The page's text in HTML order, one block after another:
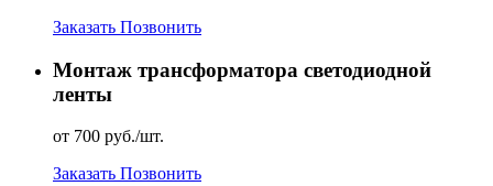
Заказать Позвонить
Монтаж трансформатора светодиодной
ленты
от 700 руб./шт.
Заказать Позвонить